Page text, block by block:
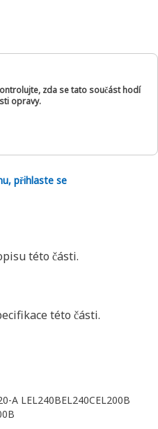
zda se tato součást hodí
opravy.
přihlaste se
této části.
této části.
A LEL240BEL240CEL200B